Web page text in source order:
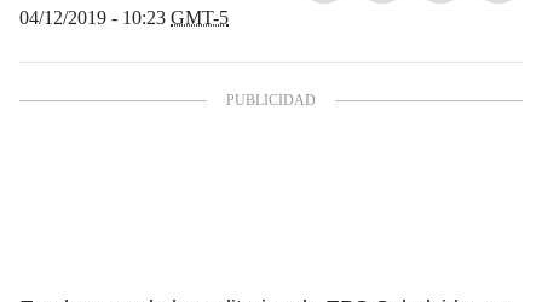
04/12/2019 - 10:23 GMT-5